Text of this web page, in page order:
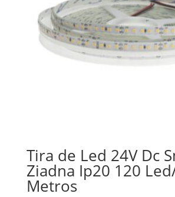
Tira de Led 24V Dc
Ziadna Ip20 120
Metros